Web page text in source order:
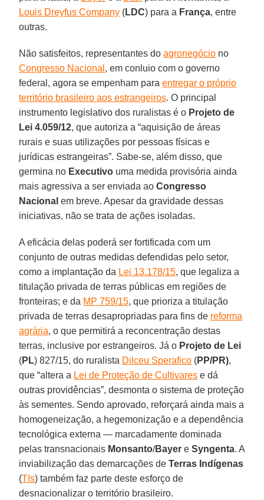
Louis Dreyfus Company (LDC) para a França, entre
outras.
Não satisfeitos, representantes doagronegócio no
Congresso Nacional , em conluio com o governo
federal, agora se empenham paraentregar o próprio
território brasileiro aos estrangeiros. O principal
instrumento legislativo dos ruralistas é o Projeto de
Lei 4.059/12, que autoriza a “aquisição de áreas
rurais e suas utilizações por pessoas físicas e
jurídicas estrangeiras”. Sabe-se, além disso, que
germina no Executivo uma medida provisória ainda
mais agressiva a ser enviada aoCongresso
Nacional em breve. Apesar da gravidade dessas
iniciativas, não se trata de ações isoladas.
A eficácia delas poderá ser fortificada com um
conjunto de outras medidas defendidas pelo setor,
como a implantação da Lei 13.178/15, que legaliza a
titulação privada de terras públicas em regiões de
fronteiras; e da MP 759/15, que prioriza a titulação
privada de terras desapropriadas para fins de reforma
agrária, o que permitirá a reconcentração destas
terras, inclusive por estrangeiros. Já o Projeto de Lei
(PL) 827/15, do ruralista Dilceu Sperafico (PP/PR),
que “altera a Lei de Proteção de Cultivares e dá
outras providências”, desmonta o sistema de proteção
às sementes. Sendo aprovado, reforçará ainda mais a
homogeneização, a hegemonização e a dependência
tecnológica externa — marcadamente dominada
pelas transnacionais Monsanto/Bayer eSyngenta. A
inviabilização das demarcações deTerras Indígenas
(TIs) também faz parte deste esforço de
desnacionalizar o território brasileiro.